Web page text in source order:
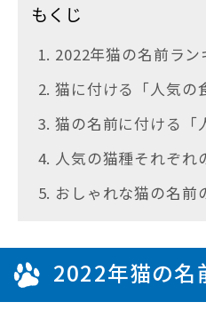
もくじ
1. 2022年猫の名前ラン
2. 猫に付ける「人気の
3. 猫の名前に付ける「
4. 人気の猫種それぞれ
5. おしゃれな猫の名前
2022年猫の名